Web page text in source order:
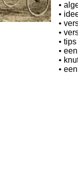
•
•
•
•
•
•
•
•